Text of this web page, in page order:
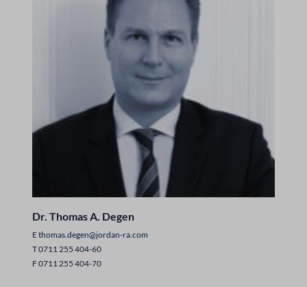
Dr. Thomas A. Degen
Ethomas.degen@jordan-ra.com
T 0711 255 404-60
F 0711 255 404-70